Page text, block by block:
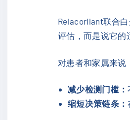
Relacorilant联合
评估，而是说它的
对患者和家属来说
减少检测门槛：
缩短决策链条：